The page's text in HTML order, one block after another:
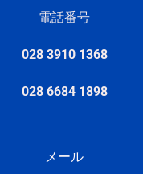
電話番号
028 3910 1368
028 6684 1898
メール